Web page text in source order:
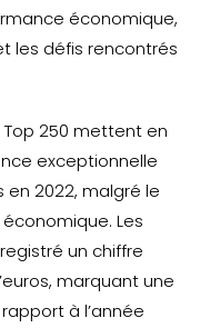
économique,
les défis rencontrés
Top 250 mettent en
exceptionnelle
2022, malgré le
Les
un chiffre
marquant une
à l’année